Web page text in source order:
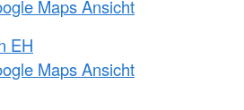
Maps Ansicht
EH
Maps Ansicht